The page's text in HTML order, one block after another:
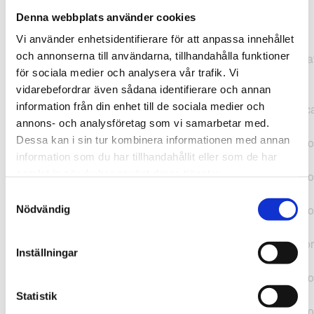
Denna webbplats använder cookies
Vi använder enhetsidentifierare för att anpassa innehållet
och annonserna till användarna, tillhandahålla funktioner
för sociala medier och analysera vår trafik. Vi
vidarebefordrar även sådana identifierare och annan
information från din enhet till de sociala medier och
annons- och analysföretag som vi samarbetar med.
Dessa kan i sin tur kombinera informationen med annan
information som du har tillhandahållit eller som de har
Nödvändig
Inställningar
Statistik
TypeError: "".concat(...).concat(...).replaceAll is not a
function at
https://webshop.pressbyran.se/_next/static/chunks/pages/
b1763451a2186f9e.js:1:11050 at Array.map
(<anonymous>) at K
(https://webshop.pressbyran.se/_next/static/chunks/pages/
b1763451a2186f9e.js:1:10836) at lk
(https://webshop.pressbyran.se/_next/static/chunks/
b241200379730ac0.js:1:129835) at i
(https://webshop.pressbyran.se/_next/static/chunks/
(https://webshop.pressbyran.se/_next/static/chunks/
https://webshop.pressbyran.se/_next/static/chunks/
b241200379730ac0.js:1:167872 at uI
(https://webshop.pressbyran.se/_next/static/chunks/
b241200379730ac0.js:1:167879) at uE
(https://webshop.pressbyran.se/_next/static/chunks/